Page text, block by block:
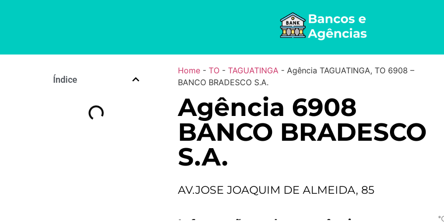
Índice
Home- TO- TAGUATINGA - Agência TAGUATINGA, TO 6908 –
BANCO BRADESCO S.A.
Agência 6908
BANCO BRADESCO
S.A.
AV.JOSE JOAQUIM DE ALMEIDA, 85